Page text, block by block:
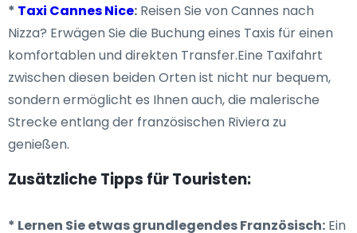
* Taxi Cannes Nice: Reisen Sie von Cannes nach
Nizza? Erwägen Sie die Buchung eines Taxis für einen
komfortablen und direkten Transfer.Eine Taxifahrt
zwischen diesen beiden Orten ist nicht nur bequem,
sondern ermöglicht es Ihnen auch, die malerische
Strecke entlang der französischen Riviera zu
genießen.
Zusätzliche Tipps für Touristen:
* Lernen Sie etwas grundlegendes Französisch: Ein